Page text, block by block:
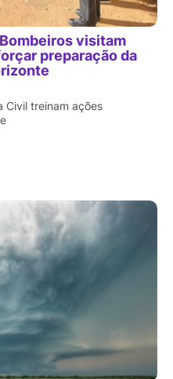
visitam
preparação da
Civil treinam ações